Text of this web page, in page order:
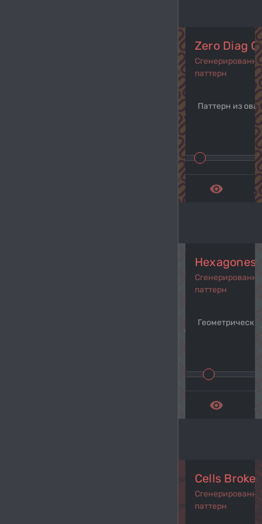
navigate_before
Zero Diag
паттерн
Паттерн из
remove_red_eye
navigate_before
Hexagones
паттерн
remove_red_eye
Cells
паттерн